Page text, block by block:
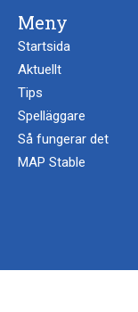
Meny
Startsida
Aktuellt
Tips
Spelläggare
Så fungerar det
MAP Stable